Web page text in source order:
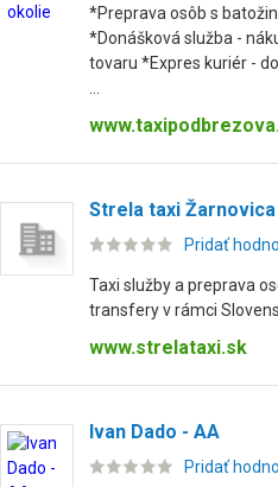
*Preprava osôb s
*Donášková služba -
tovaru *Expres kuriér -
Strela taxi Žarnovica
Pridať
Taxi služby a preprava
transfery v rámci
www.strelataxi.sk
Ivan Dado - AA
Pridať